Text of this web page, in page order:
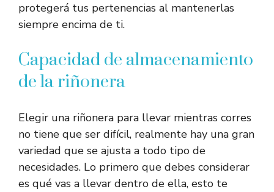
protegerá tus pertenencias al mantenerlas
siempre encima de ti.
Capacidad de almacenamiento
de la riñonera
Elegir una riñonera para llevar mientras corres
no tiene que ser difícil, realmente hay una gran
variedad que se ajusta a todo tipo de
necesidades. Lo primero que debes considerar
es qué vas a llevar dentro de ella, esto te